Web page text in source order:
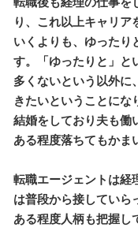
り、これ以上キャリア
いくよりも、ゆったり
す。「ゆったりと」と
多くないという以外に
きたいということにな
結婚をしており夫も働
ある程度落ちてもかま
転職エージェントは経
は普段から接していら
ある程度人柄も把握し